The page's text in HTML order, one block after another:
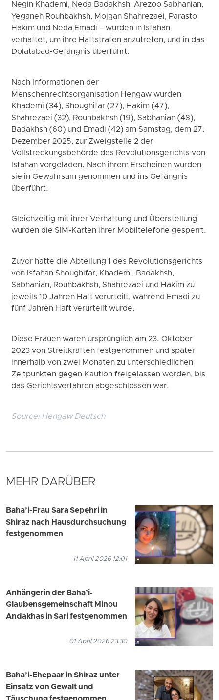
Negin Khademi, Neda Badakhsh, Arezoo Sabhanian,
Yeganeh Rouhbakhsh, Mojgan Shahrezaei, Parasto
Hakim und Neda Emadi – wurden in Isfahan
verhaftet, um ihre Haftstrafen anzutreten, und in das
Dolatabad-Gefängnis überführt.
Nach Informationen der
Menschenrechtsorganisation Hengaw wurden
Khademi (34), Shoughifar (27), Hakim (47),
Shahrezaei (32), Rouhbakhsh (19), Sabhanian (48),
Badakhsh (60) und Emadi (42) am Samstag, dem 27.
Dezember 2025, zur Zweigstelle 2 der
Vollstreckungsbehörde des Revolutionsgerichts von
Isfahan vorgeladen. Nach ihrem Erscheinen wurden
sie in Gewahrsam genommen und ins Gefängnis
überführt.
Gleichzeitig mit ihrer Verhaftung und Überstellung
wurden die SIM-Karten ihrer Mobiltelefone gesperrt.
Zuvor hatte die Abteilung 1 des Revolutionsgerichts
von Isfahan Shoughifar, Khademi, Badakhsh,
Sabhanian, Rouhbakhsh, Shahrezaei und Hakim zu
jeweils 10 Jahren Haft verurteilt, während Emadi zu
fünf Jahren Haft verurteilt wurde.
Diese Frauen waren ursprünglich am 23. Oktober
2023 von Streitkräften festgenommen und später
innerhalb von zwei Monaten zu unterschiedlichen
Zeitpunkten gegen Kaution freigelassen worden, bis
das Gerichtsverfahren abgeschlossen war.
Source: Hengaw Deutsch
MEHR DARÜBER
Baha’i-Frau Sara Sepehri in
Shiraz nach Hausdurchsuchung
festgenommen
11 April 2026 12:01
Anhängerin der Baha’i-
Glaubensgemeinschaft Minou
Andakhas in Sari festgenommen
01 April 2026 23:30
Baha’i-Ehepaar in Shiraz unter
Einsatz von Gewalt und